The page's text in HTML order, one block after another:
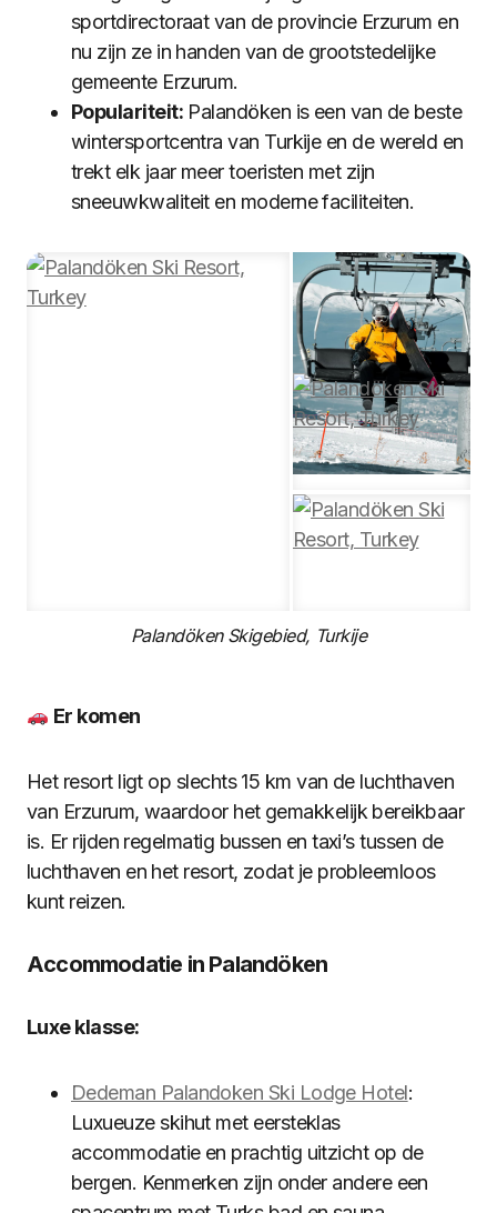
sportdirectoraat van de provincie Erzurum en
nu zijn ze in handen van de grootstedelijke
gemeente Erzurum.
Populariteit:Palandöken is een van de beste
wintersportcentra van Turkije en de wereld en
trekt elk jaar meer toeristen met zijn
sneeuwkwaliteit en moderne faciliteiten.
Palandöken Skigebied, Turkije
Er komen
Het resort ligt op slechts 15 km van de luchthaven
van Erzurum, waardoor het gemakkelijk bereikbaar
is. Er rijden regelmatig bussen en taxi’s tussen de
luchthaven en het resort, zodat je probleemloos
kunt reizen.
Accommodatie in Palandöken
Luxe klasse:
Dedeman Palandoken Ski Lodge Hotel:
Luxueuze skihut met eersteklas
accommodatie en prachtig uitzicht op de
bergen. Kenmerken zijn onder andere een